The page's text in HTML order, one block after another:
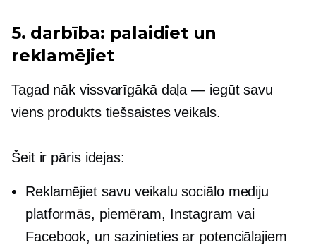
5. darbība: palaidiet un
reklamējiet
Tagad nāk vissvarīgākā daļa — iegūt savu
viens produktstiešsaistes veikals.
Šeit ir pāris idejas:
Reklamējiet savu veikalu sociālo mediju
platformās, piemēram, Instagram vai
Facebook, un sazinieties ar potenciālajiem